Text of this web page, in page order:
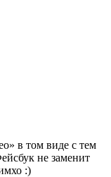
в том виде с тем
не заменит
:)